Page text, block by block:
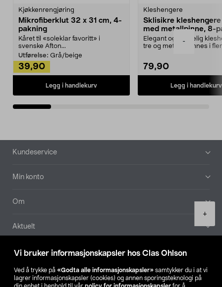
Vi bruker informasjonskapsler hos Clas Ohlson
Ved å trykke på «Godta alle informasjonskapsler» samtykker du i at vi
lagrer informasjonskapsler (cookies) og annen sporingsteknologi på
-
+
Kjøkkenrengjøring
Mikrofiberklut 32 x 31 cm, 4-
pakning
Kåret til «soleklar favoritt» i
svenske Afton...
Utførelse: Grå/beige
39,90
Legg i handlekurv
Kleshengere
Sklisikre
med metallpinne, 8-
Elegant og skikkelig
tre og metall – finnes i
79,90
Legg i handlekurv
Bunntekst
Kundeservice
Min konto
Om
Aktuelt
Våre selskaper
Finn din butikk